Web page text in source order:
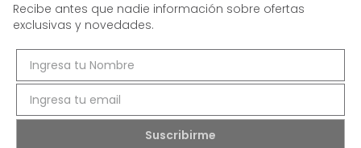
Recibe antes que nadie información sobre ofertas
exclusivas y novedades.